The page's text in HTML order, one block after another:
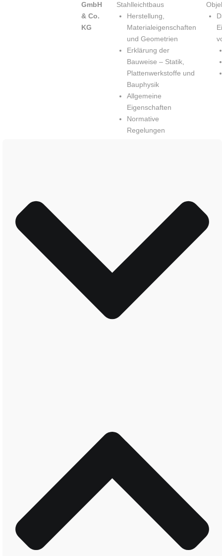
GmbH
& Co.
KG
Stahlleichtbaus
Herstellung,
Materialeigenschaften
und Geometrien
Erklärung der
Bauweise – Statik,
Plattenwerkstoffe und
Bauphysik
Allgemeine
Eigenschaften
Normative
Regelungen